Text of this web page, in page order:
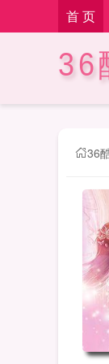
首 页
36
36